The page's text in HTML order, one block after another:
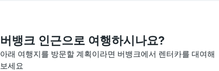
버뱅크 인근으로 여행하시나요?
아래 여행지를 방문할 계획이라면 버뱅크​에서 렌터카를 대여해
보세요